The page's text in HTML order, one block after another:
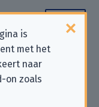
is
met het
naar
on zoals
voor